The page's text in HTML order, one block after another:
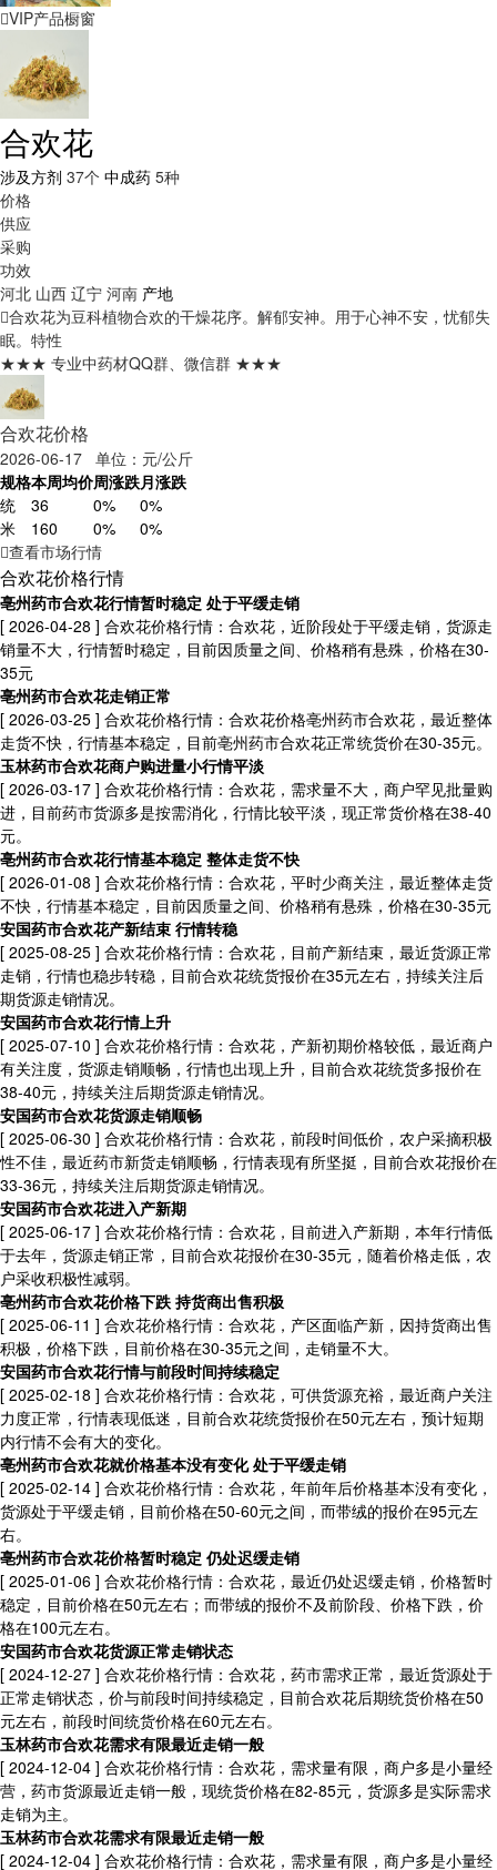
VIP产品橱窗
合欢花
涉及方剂 37个 中成药 5种
价格
供应
采购
功效
河北 山西 辽宁 河南 产地
合欢花为豆科植物合欢的干燥花序。解郁安神。用于心神不安，忧郁失
眠。 特性
★★★ 专业中药材QQ群、微信群 ★★★
合欢花价格
2026-06-17 单位：元/公斤
规格本周均价周涨跌月涨跌
统
36 0%
0%
米
160 0%
0%
查看市场行情
合欢花价格行情
亳州药市合欢花行情暂时稳定 处于平缓走销
[ 2026-04-28 ] 合欢花价格行情：合欢花，近阶段处于平缓走销，货源走
销量不大，行情暂时稳定，目前因质量之间、价格稍有悬殊，价格在30-
35元
亳州药市合欢花走销正常
[ 2026-03-25 ] 合欢花价格行情：合欢花价格亳州药市合欢花，最近整体
走货不快，行情基本稳定，目前亳州药市合欢花正常统货价在30-35元。
玉林药市合欢花商户购进量小行情平淡
[ 2026-03-17 ] 合欢花价格行情：合欢花，需求量不大，商户罕见批量购
进，目前药市货源多是按需消化，行情比较平淡，现正常货价格在38-40
元。
亳州药市合欢花行情基本稳定 整体走货不快
[ 2026-01-08 ] 合欢花价格行情：合欢花，平时少商关注，最近整体走货
不快，行情基本稳定，目前因质量之间、价格稍有悬殊，价格在30-35元
安国药市合欢花产新结束 行情转稳
[ 2025-08-25 ] 合欢花价格行情：合欢花，目前产新结束，最近货源正常
走销，行情也稳步转稳，目前合欢花统货报价在35元左右，持续关注后
期货源走销情况。
安国药市合欢花行情上升
[ 2025-07-10 ] 合欢花价格行情：合欢花，产新初期价格较低，最近商户
有关注度，货源走销顺畅，行情也出现上升，目前合欢花统货多报价在
38-40元，持续关注后期货源走销情况。
安国药市合欢花货源走销顺畅
[ 2025-06-30 ] 合欢花价格行情：合欢花，前段时间低价，农户采摘积极
性不佳，最近药市新货走销顺畅，行情表现有所坚挺，目前合欢花报价在
33-36元，持续关注后期货源走销情况。
安国药市合欢花进入产新期
[ 2025-06-17 ] 合欢花价格行情：合欢花，目前进入产新期，本年行情低
于去年，货源走销正常，目前合欢花报价在30-35元，随着价格走低，农
户采收积极性减弱。
亳州药市合欢花价格下跌 持货商出售积极
[ 2025-06-11 ] 合欢花价格行情：合欢花，产区面临产新，因持货商出售
积极，价格下跌，目前价格在30-35元之间，走销量不大。
安国药市合欢花行情与前段时间持续稳定
[ 2025-02-18 ] 合欢花价格行情：合欢花，可供货源充裕，最近商户关注
力度正常，行情表现低迷，目前合欢花统货报价在50元左右，预计短期
内行情不会有大的变化。
亳州药市合欢花就价格基本没有变化 处于平缓走销
[ 2025-02-14 ] 合欢花价格行情：合欢花，年前年后价格基本没有变化，
货源处于平缓走销，目前价格在50-60元之间，而带绒的报价在95元左
右。
亳州药市合欢花价格暂时稳定 仍处迟缓走销
[ 2025-01-06 ] 合欢花价格行情：合欢花，最近仍处迟缓走销，价格暂时
稳定，目前价格在50元左右；而带绒的报价不及前阶段、价格下跌，价
格在100元左右。
安国药市合欢花货源正常走销状态
[ 2024-12-27 ] 合欢花价格行情：合欢花，药市需求正常，最近货源处于
正常走销状态，价与前段时间持续稳定，目前合欢花后期统货价格在50
元左右，前段时间统货价格在60元左右。
玉林药市合欢花需求有限最近走销一般
[ 2024-12-04 ] 合欢花价格行情：合欢花，需求量有限，商户多是小量经
营，药市货源最近走销一般，现统货价格在82-85元，货源多是实际需求
走销为主。
玉林药市合欢花需求有限最近走销一般
[ 2024-12-04 ] 合欢花价格行情：合欢花，需求量有限，商户多是小量经